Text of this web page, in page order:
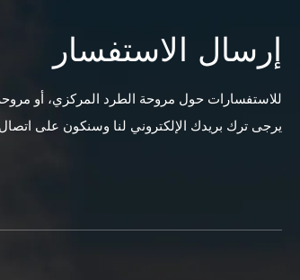
إرسال الاستفسار
للاستفسارات حول مروحة الطرد المركزي، أو
يرجى ترك بريدك الإلكتروني لنا وسنكون على اتصال خلال